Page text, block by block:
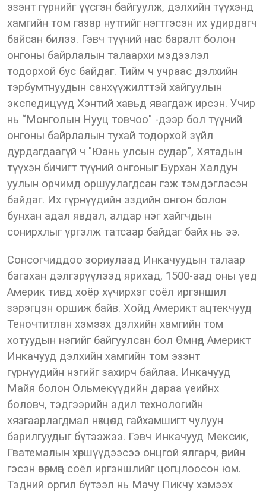
эзэнт гүрнийг үүсгэн байгуулж, дэлхийн түүхэнд
хамгийн том газар нутгийг нэгтгэсэн их удирдагч
байсан билээ. Гэвч түүний нас баралт болон
онгоны байрлалын талаархи мэдээлэл
тодорхой бус байдаг. Тийм ч учраас дэлхийн
тэрбумтнуудын санхүүжилттэй хайгуулын
экспедицүүд Хэнтий хавьд явагдаж ирсэн. Учир
нь “Монголын Нууц товчоо" -дээр бол түүний
онгоны байрлалын тухай тодорхой зүйл
дурдагдаагүй ч "Юань улсын судар", Хятадын
түүхэн бичигт түүний онгоныг Бурхан Халдун
уулын орчимд оршуулагдсан гэж тэмдэглэсэн
байдаг. Их гүрнүүдийн эздийн онгон болон
бунхан адал явдал, алдар нэг хайгчдын
сонирхлыг үргэлж татсаар байдаг байх нь ээ.
Сонсогчиддоо зориулаад Инкачуудын талаар
багахан дэлгэрүүлээд ярихад, 1500-аад оны үед
Америк тивд хоёр хүчирхэг соёл иргэншил
зэрэгцэн оршиж байв. Хойд Америкт ацтекчууд
Теночтитлан хэмээх дэлхийн хамгийн том
хотуудын нэгийг байгуулсан бол Өмнөд Америкт
Инкачууд дэлхийн хамгийн том эзэнт
гүрнүүдийн нэгийг захирч байлаа. Инкачууд
Майя болон Ольмекүүдийн дараа үеийнх
боловч, тэдгээрийн адил технологийн
хязгаарлагдмал нөхцөлд гайхамшигт чулуун
барилгуудыг бүтээжээ. Гэвч Инкачууд Мексик,
Гватемалын хөршүүдээсээ онцгой ялгарч, өөрийн
гэсэн өвөрмөц соёл иргэншлийг цогцлоосон юм.
Тэдний оргил бүтээл нь Мачу Пикчу хэмээх